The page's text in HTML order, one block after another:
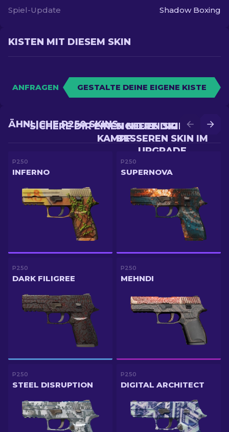
Spiel-Update Shadow Boxing
KISTEN MIT DIESEM SKIN
ANFRAGEN GESTALTE DEINE EIGENE KISTE
SICHERE DIR EINEN
BESSEREN SKIN IM
UPGRADE
SICHERE DIR EINEN NEUEN SKIN IM
KAMPF
ÄHNLICHE P250 SKINS
P250
INFERNO
P250
SUPERNOVA
P250
DARK FILIGREE
P250
MEHNDI
P250
STEEL DISRUPTION
P250
DIGITAL ARCHITECT